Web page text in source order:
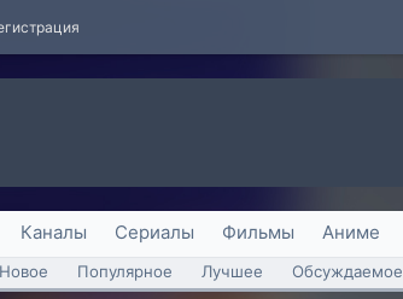
Каналы Сериалы Фильмы Аниме
Новое Популярное Лучшее Обсуждаемое